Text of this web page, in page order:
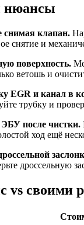
нюансы
снимая клапан.
снятие и
поверхность.
ветошь и
EGR и канал в
трубку и
после чистки.
ход ещё
дроссельную
vs своими